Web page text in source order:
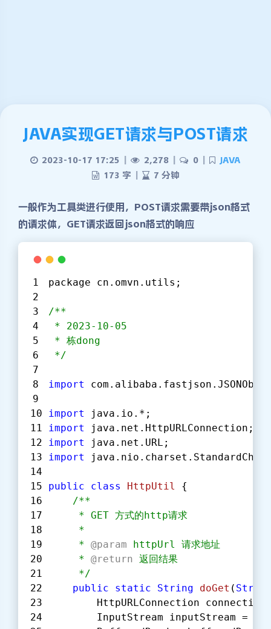
JAVA实现GET请求与POST请求
2023-10-17 17:25 2,278 0
JAVA
173 字
7 分钟
一般作为工具类进行使用，POST请求需要带json格式
的请求体，GET请求返回json格式的响应
package cn.omvn.utils;
/**
* 2023-10-05
* 栋dong
*/
import
import
java.io.*;
import
java.net.HttpURLConnection;
import
java.net.URL;
import
public class HttpUtil
{
/**
     * GET 方式的http请求
     *
     *
@param httpUrl 请求地址
     *
@return 返回结果
     */
public
static String doGet (
HttpURLConnection
        InputStream inputStream =